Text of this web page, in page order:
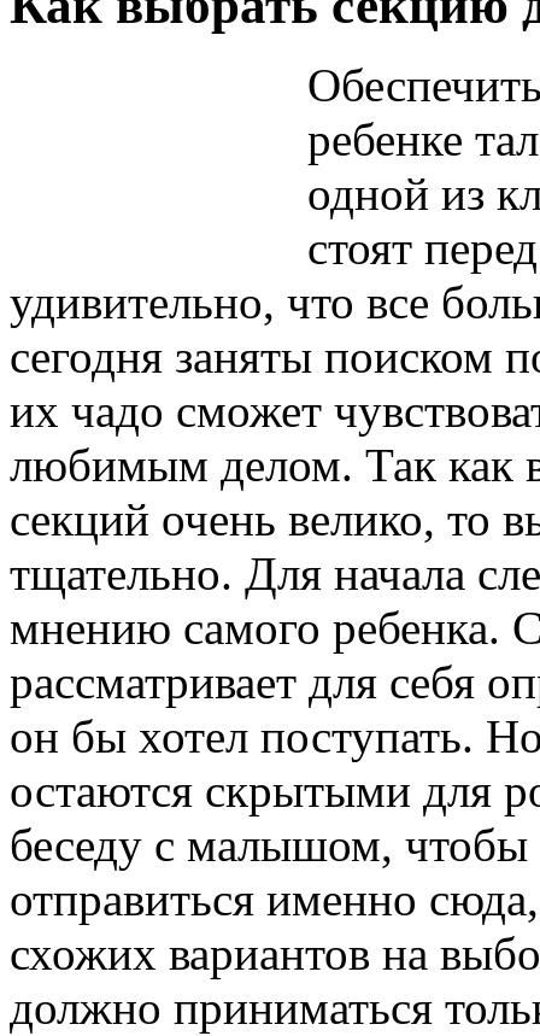
ребенке
одной из
стоят
удивительно, что все
сегодня заняты поиском
их чадо сможет
любимым делом. Так как
секций очень велико, то
тщательно. Для начала
мнению самого ребенка.
рассматривает для себя
он бы хотел поступать.
остаются скрытыми для
беседу с малышом, чтобы
отправиться именно
схожих вариантов на
должно приниматься